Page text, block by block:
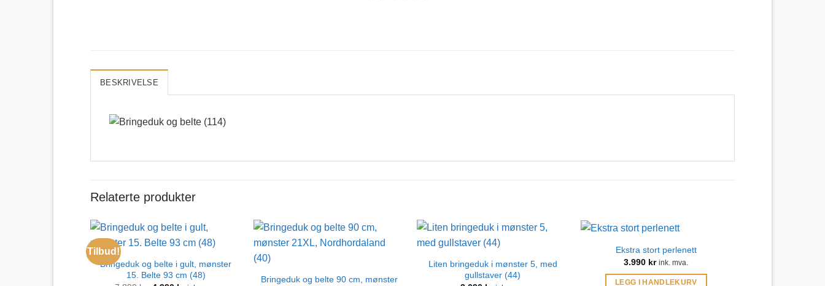
BESKRIVELSE
Relaterte produkter
Tilbud!
Bringeduk og belte i gult, mønster
15. Belte 93 cm (48)
Bringeduk og belte 90 cm, mønster
Liten bringeduk i mønster 5, med
gullstaver (44)
Ekstra stort perlenett
3.990 kr ink. mva.
LEGG I HANDLEKURV